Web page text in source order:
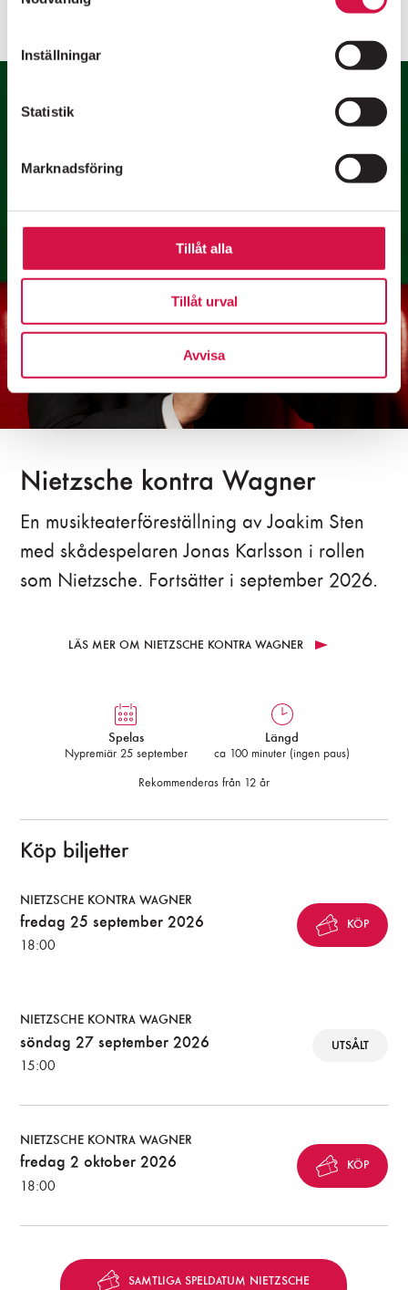
Inställningar
Statistik
Marknadsföring
Tillåt alla
Tillåt urval
Avvisa
Nietzsche kontra Wagner
En musikteaterföreställning av Joakim Sten
med skådespelaren Jonas Karlsson i rollen
som Nietzsche. Fortsätter i september 2026.
LÄS MER OM NIETZSCHE KONTRA WAGNER
Spelas
Nypremiär 25 september
Längd
ca 100 minuter (ingen paus)
Rekommenderas från 12 år
Köp biljetter
NIETZSCHE KONTRA WAGNER
fredag 25 september 2026
18:00
KÖP
NIETZSCHE KONTRA WAGNER
söndag 27 september 2026
15:00
UTSÅLT
NIETZSCHE KONTRA WAGNER
fredag 2 oktober 2026
18:00
KÖP
SAMTLIGA SPELDATUM NIETZSCHE
Biljetter:08-616 07 50